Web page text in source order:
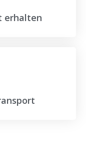
erhalten